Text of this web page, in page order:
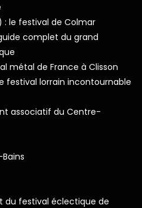
: le festival de Colmar
complet du grand
métal de France à Clisson
festival lorrain incontournable
associatif du Centre-
du festival éclectique de